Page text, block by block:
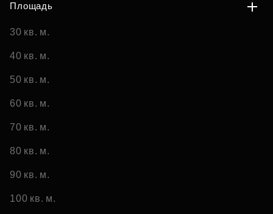
Площадь
30 кв. м.
40 кв. м.
50 кв. м.
60 кв. м.
70 кв. м.
80 кв. м.
90 кв. м.
100 кв. м.